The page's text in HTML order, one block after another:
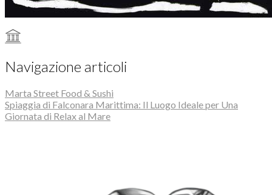
Navigazione articoli
Marta Street Food & Sushi
Spiaggia di Falconara Marittima: Il Luogo Ideale per Una
Giornata di Relax al Mare